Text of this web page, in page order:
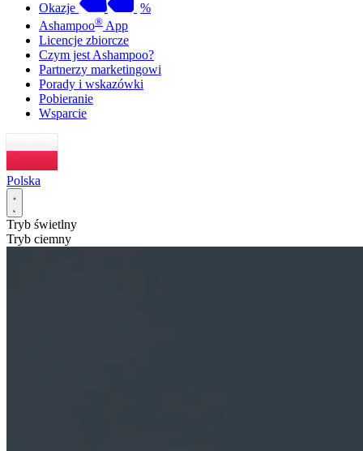
Okazje
%
Ashampoo® App
Licencje zbiorcze
Czym jest Ashampoo?
Partnerzy marketingowi
Porady i wskazówki
Pobieranie
Wsparcie
Polska
Tryb świetlny
Tryb ciemny